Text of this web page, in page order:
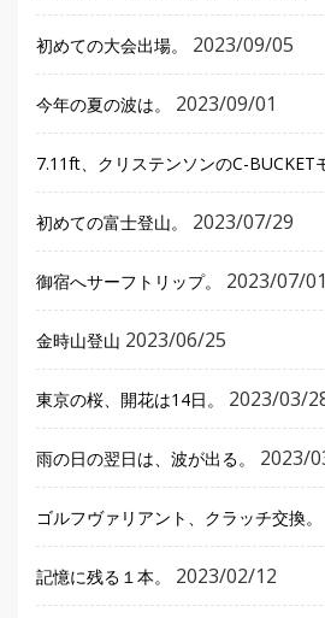
初めての大会出場。 2023/09/05
今年の夏の波は。 2023/09/01
7.11ft、クリステンソンのC-BUCKET
初めての富士登山。 2023/07/29
御宿へサーフトリップ。 2023/07/01
金時山登山 2023/06/25
東京の桜、開花は14日。 2023/03/
雨の日の翌日は、波が出る。 2023/
ゴルフヴァリアント、クラッチ交換。
記憶に残る１本。 2023/02/12